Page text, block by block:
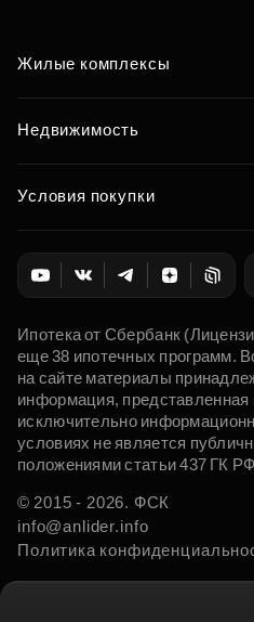
Жилые комплексы
Недвижимость
Условия покупки
Ипотека от Сбербанк
еще 38 ипотечных программ.
на сайте материалы
информация, представленная
исключительно
условиях не является
положениями статьи 437 ГК
© 2015 - 2026. ФСК
info@anlider.info
Политика